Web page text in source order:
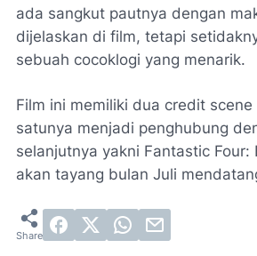
ada sangkut pautnya dengan
dijelaskan di film, tetapi
sebuah cocoklogi yang menarik.
Film ini memiliki dua credit scene
satunya menjadi penghubung
selanjutnya yakni Fantastic Four:
akan tayang bulan Juli